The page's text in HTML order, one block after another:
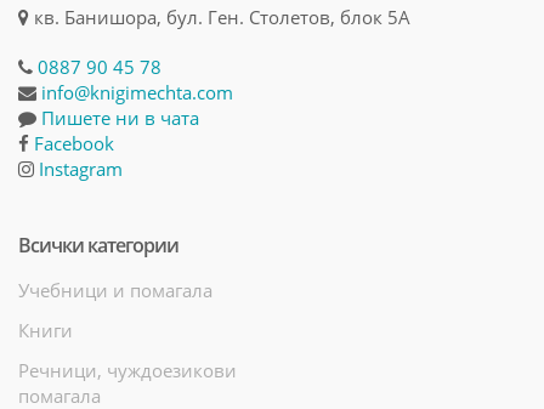
кв. Банишора, бул. Ген. Столетов, блок 5А
0887 90 45 78
info@knigimechta.com
Пишете ни в чата
Facebook
Instagram
Всички категории
Учебници и помагала
Книги
Речници, чуждоезикови
помагала